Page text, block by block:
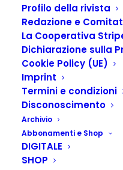
Profilo della rivista
Redazione e
La Cooperativa
Dichiarazione sulla
Cookie Policy (UE)
Imprint
Termini e condizioni
Disconoscimento
Archivio
Abbonamenti e Shop
DIGITALE
SHOP
“U” come
come utopia
22 SETTEMBRE 2021 | IN
EDUCAZIONE
,PRIMA INFANZIA
PEDAGOGIKA XXIV 3 –100